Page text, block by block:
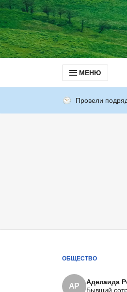
МЕНЮ
Провели
ОБЩЕСТВО
АР
Аделаида
Бывший